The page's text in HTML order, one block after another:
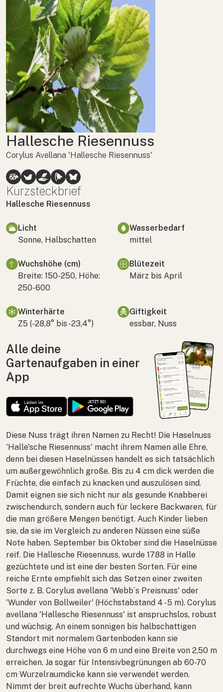
Hallesche Riesennuss
Corylus Avellana 'Hallesche Riesennuss'
Kurzsteckbrief
Hallesche Riesennuss
Licht
Sonne, Halbschatten
Wasserbedarf
mittel
Wuchshöhe (cm)
Breite: 150-250, Höhe:
250-600
Blütezeit
März bis April
Winterhärte
Z5 (-28,8° bis -23,4°)
Giftigkeit
essbar, Nuss
Alle deine
Gartenaufgaben in einer
App
Diese Nuss trägt ihren Namen zu Recht! Die Haselnuss
'Halle'sche Riesennuss' macht ihrem Namen alle Ehre,
denn bei diesen Haselnüssen handelt es sich tatsächlich
um außergewöhnlich große. Bis zu 4 cm dick werden die
Früchte, die einfach zu knacken und auszulösen sind.
Damit eignen sie sich nicht nur als gesunde Knabberei
zwischendurch, sondern auch für leckere Backwaren, für
die man größere Mengen benötigt. Auch Kinder lieben
sie, da sie im Vergleich zu anderen Nüssen eine süße
Note haben. September bis Oktober sind die Haselnüsse
reif. Die Hallesche Riesennuss, wurde 1788 in Halle
gezüchtete und ist eine der besten Sorten. Für eine
reiche Ernte empfiehlt sich das Setzen einer zweiten
Sorte z. B. Corylus avellana 'Webb´s Preisnuss' oder
'Wunder von Bollweiler' (Höchstabstand 4 - 5 m). Corylus
avellana 'Hallesche Riesennuss' ist anspruchslos, robust
und wüchsig. An einem sonnigen bis halbschattigen
Standort mit normalem Gartenboden kann sie
durchwegs eine Höhe von 6 m und eine Breite von 2,50 m
erreichen. Ja sogar für Intensivbegrünungen ab 60-70
cm Wurzelraumdicke kann sie verwendet werden.
Nimmt der breit aufrechte Wuchs überhand, kann